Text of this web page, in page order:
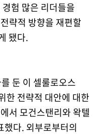
험 많은 리더들을
략적 방향을 재편할
됐다.
둔 이 셀룰로오스
한 전략적 대안에 대한
서 모건스탠리와 왁텔
했다. 외부로부터의